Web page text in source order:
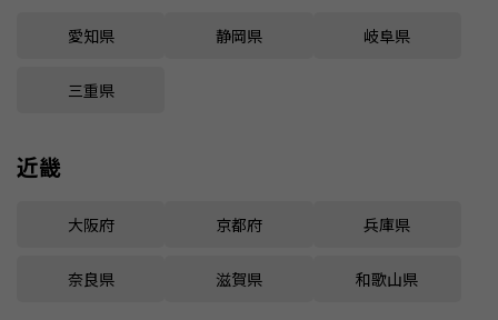
愛知県 静岡県 岐阜県
三重県
近畿
大阪府 京都府 兵庫県
奈良県 滋賀県 和歌山県